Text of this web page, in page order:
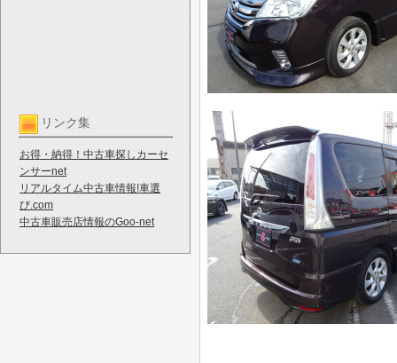
リンク集
お得・納得！中古車探しカーセ
ンサーnet
リアルタイム中古車情報!車選
び.com
中古車販売店情報のGoo-net